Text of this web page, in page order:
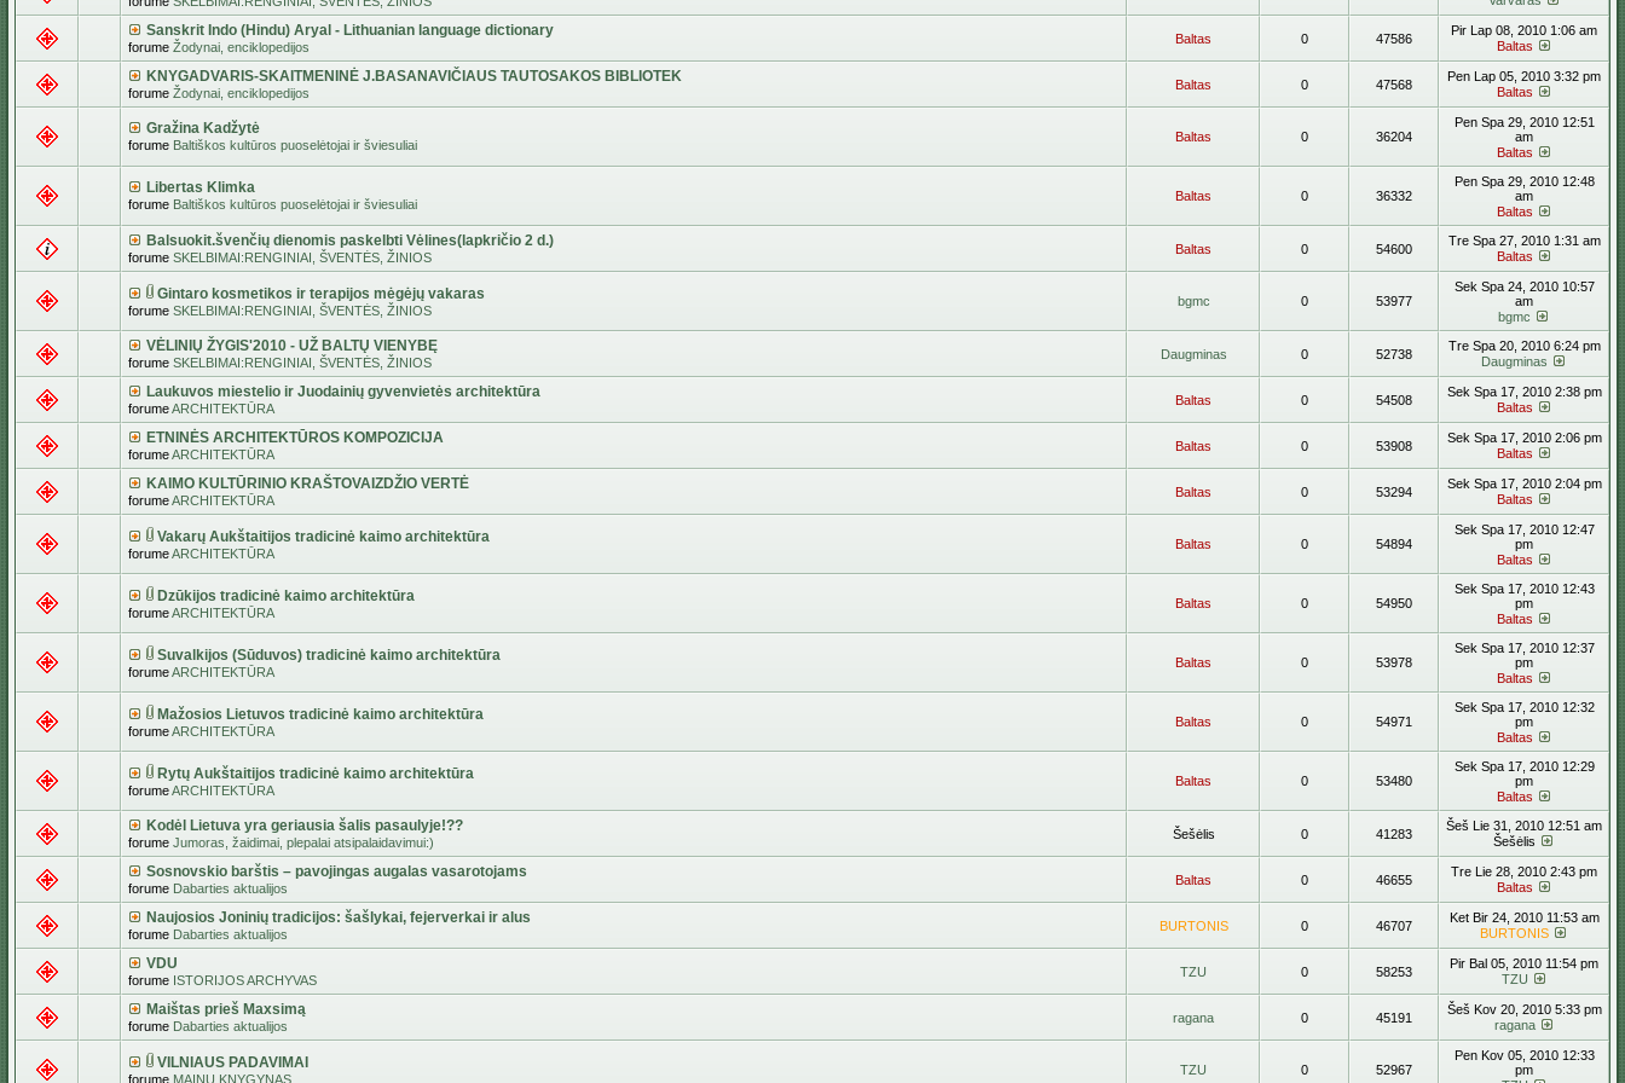
Sanskrit Indo (Hindu) Aryal - Lithuanian language dictionary
forume Žodynai, enciklopedijos
Baltas 0 47586
Pir Lap 08, 2010 1:06 am
Baltas
KNYGADVARIS-SKAITMENINĖ J.BASANAVIČIAUS TAUTOSAKOS BIBLIOTEK
forume Žodynai, enciklopedijos
Baltas 0 47568
Pen Lap 05, 2010 3:32 pm
Baltas
Gražina Kadžytė
forume Baltiškos kultūros puoselėtojai ir šviesuliai
Baltas 0 36204
Pen Spa 29, 2010 12:51
am
Baltas
Libertas Klimka
forume Baltiškos kultūros puoselėtojai ir šviesuliai
Baltas 0 36332
Pen Spa 29, 2010 12:48
am
Baltas
Balsuokit.švenčių dienomis paskelbti Vėlines(lapkričio 2 d.)
forume SKELBIMAI:RENGINIAI, ŠVENTĖS, ŽINIOS
Baltas 0 54600
Tre Spa 27, 2010 1:31 am
Baltas
Gintaro kosmetikos ir terapijos mėgėjų vakaras
forume SKELBIMAI:RENGINIAI, ŠVENTĖS, ŽINIOS
bgmc 0 53977
Sek Spa 24, 2010 10:57
am
bgmc
VĖLINIŲ ŽYGIS'2010 - UŽ BALTŲ VIENYBĘ
forume SKELBIMAI:RENGINIAI, ŠVENTĖS, ŽINIOS
Daugminas 0 52738
Tre Spa 20, 2010 6:24 pm
Daugminas
Laukuvos miestelio ir Juodainių gyvenvietės architektūra
forumeARCHITEKTŪRA
Baltas 0 54508
Sek Spa 17, 2010 2:38 pm
Baltas
ETNINĖS ARCHITEKTŪROS KOMPOZICIJA
forumeARCHITEKTŪRA
Baltas 0 53908
Sek Spa 17, 2010 2:06 pm
Baltas
KAIMO KULTŪRINIO KRAŠTOVAIZDŽIO VERTĖ
forumeARCHITEKTŪRA
Baltas 0 53294
Sek Spa 17, 2010 2:04 pm
Baltas
Vakarų Aukštaitijos tradicinė kaimo architektūra
forumeARCHITEKTŪRA
Baltas 0 54894
Sek Spa 17, 2010 12:47
pm
Baltas
Dzūkijos tradicinė kaimo architektūra
forumeARCHITEKTŪRA
Baltas 0 54950
Sek Spa 17, 2010 12:43
pm
Baltas
Suvalkijos (Sūduvos) tradicinė kaimo architektūra
forumeARCHITEKTŪRA
Baltas 0 53978
Sek Spa 17, 2010 12:37
pm
Baltas
Mažosios Lietuvos tradicinė kaimo architektūra
forumeARCHITEKTŪRA
Baltas 0 54971
Sek Spa 17, 2010 12:32
pm
Baltas
Rytų Aukštaitijos tradicinė kaimo architektūra
forumeARCHITEKTŪRA
Baltas 0 53480
Sek Spa 17, 2010 12:29
pm
Baltas
Kodėl Lietuva yra geriausia šalis pasaulyje!??
forume Jumoras, žaidimai, plepalai atsipalaidavimui:)
Šešėlis 0 41283
Šeš Lie 31, 2010 12:51 am
Šešėlis
Sosnovskio barštis – pavojingas augalas vasarotojams
forume Dabarties aktualijos
Baltas 0 46655
Tre Lie 28, 2010 2:43 pm
Baltas
Naujosios Joninių tradicijos: šašlykai, fejerverkai ir alus
forume Dabarties aktualijos
BURTONIS 0 46707
Ket Bir 24, 2010 11:53 am
BURTONIS
VDU
forume ISTORIJOS ARCHYVAS
TZU 0 58253
Pir Bal 05, 2010 11:54 pm
TZU
Maištas prieš Maxsimą
forume Dabarties aktualijos
ragana 0 45191
Šeš Kov 20, 2010 5:33 pm
ragana
VILNIAUS PADAVIMAI
forume MAINŲ KNYGYNAS
TZU 0 52967
Pen Kov 05, 2010 12:33
pm